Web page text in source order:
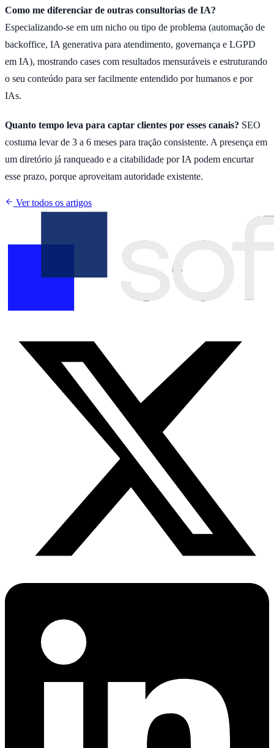
Como me diferenciar de outras consultorias de IA?
Especializando-se em um nicho ou tipo de problema (automação de
backoffice, IA generativa para atendimento, governança e LGPD
em IA), mostrando cases com resultados mensuráveis e estruturando
o seu conteúdo para ser facilmente entendido por humanos e por
IAs.
Quanto tempo leva para captar clientes por esses canais? SEO
costuma levar de 3 a 6 meses para tração consistente. A presença em
um diretório já ranqueado e a citabilidade por IA podem encurtar
esse prazo, porque aproveitam autoridade existente.
Ver todos os artigos